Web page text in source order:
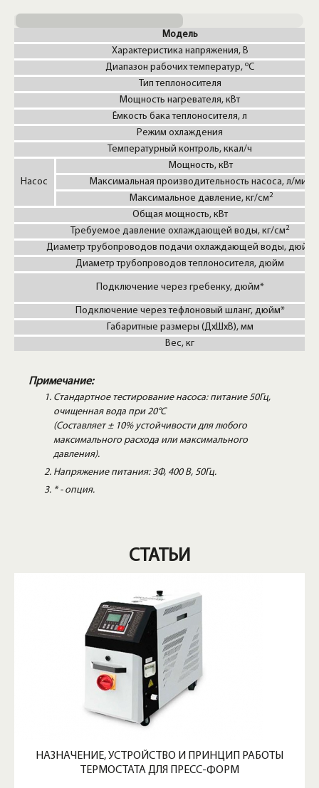
Модель
Характеристика напряжения, В
Диапазон рабочих температур, оС
Тип теплоносителя
Мощность нагревателя, кВт
Ёмкость бака теплоносителя, л
Режим охлаждения
Температурный контроль, ккал/ч
Насос
Мощность, кВт
Максимальная производительность насоса, л/мин
Максимальное давление, кг/см2
Общая мощность, кВт
Требуемое давление охлаждающей воды, кг/см2
Диаметр трубопроводов подачи охлаждающей воды, дюйм
Диаметр трубопроводов теплоносителя, дюйм
Подключение через гребенку, дюйм*
Подключение через тефлоновый шланг, дюйм*
Габаритные размеры (ДxШxВ), мм
Вес, кг
Примечание:
Стандартное тестирование насоса: питание 50Гц,
очищенная вода при 20°С
(Составляет ± 10% устойчивости для любого
максимального расхода или максимального
давления).
Напряжение питания: 3Φ, 400 В, 50Гц.
* - опция.
СТАТЬИ
НАЗНАЧЕНИЕ, УСТРОЙСТВО И ПРИНЦИП РАБОТЫ
ТЕРМОСТАТА ДЛЯ ПРЕСС-ФОРМ